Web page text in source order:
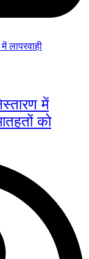
में
को